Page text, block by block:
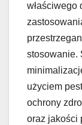
właściwego
stosowanie.
użyciem
ochrony
oraz jakości